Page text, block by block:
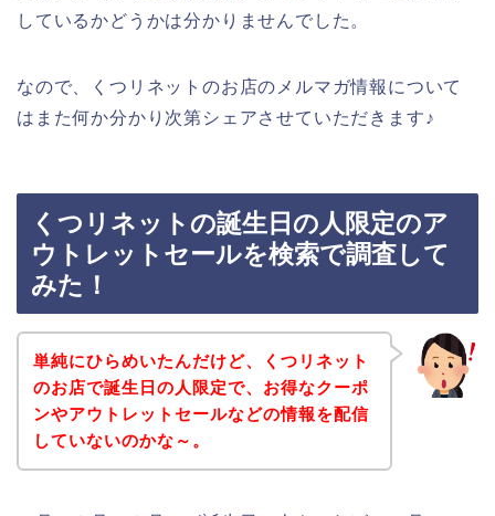
しているかどうかは分かりませんでした。
なので、くつリネットのお店のメルマガ情報について
はまた何か分かり次第シェアさせていただきます♪
くつリネットの誕生日の人限定のア
ウトレットセールを検索で調査して
みた！
単純にひらめいたんだけど、くつリネット
のお店で誕生日の人限定で、お得なクーポ
ンやアウトレットセールなどの情報を配信
していないのかな～。